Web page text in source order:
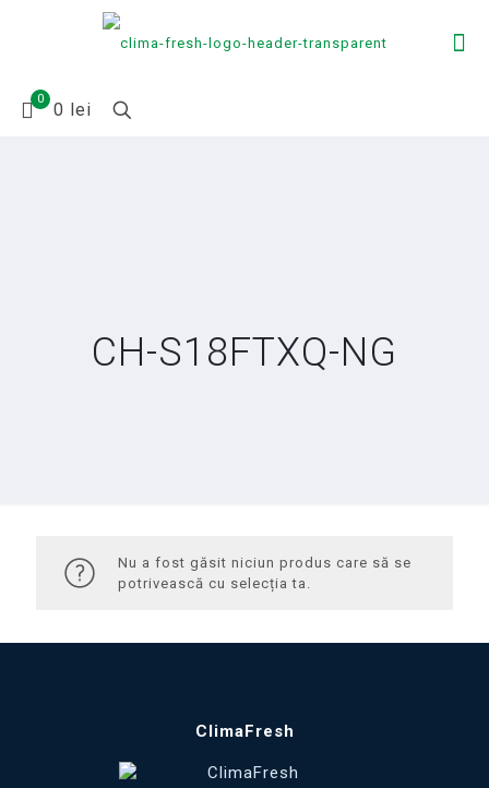
0
0 lei
CH-S18FTXQ-NG
Nu a fost găsit niciun produs care să se
potrivească cu selecția ta.
ClimaFresh